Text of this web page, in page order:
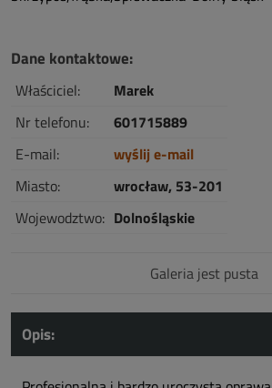
Dane kontaktowe:
Właściciel:
Marek
Nr telefonu:
601715889
E-mail:
wyślij e-mail
Miasto:
wrocław, 53-201
Wojewodztwo: Dolnośląskie
Galeria jest pusta
Opis: